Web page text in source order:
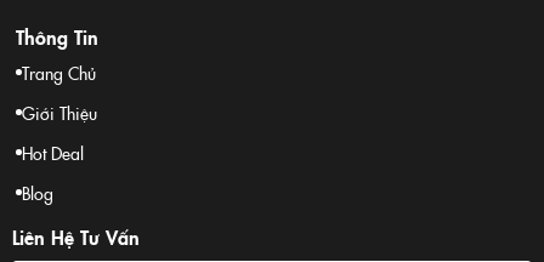
Thông Tin
Trang Chủ
Giới Thiệu
Hot Deal
Blog
Liên Hệ Tư Vấn